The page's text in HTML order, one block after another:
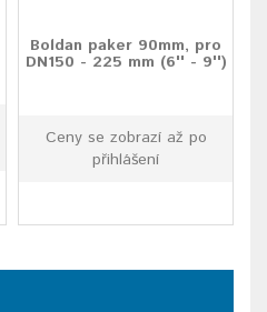
Boldan paker 90mm, pro
DN150 - 225 mm (6'' - 9'')
Ceny se zobrazí až po
přihlášení